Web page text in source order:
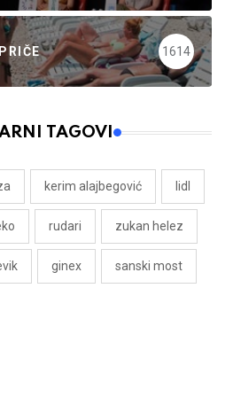
1614
TAGOVI
kerim alajbegović lidl
rudari zukan helez
ginex sanski most